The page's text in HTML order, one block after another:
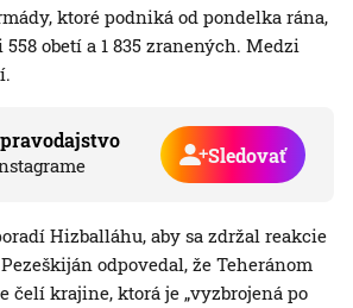
ktoré podniká od pondelka rána,
obetí a 1 835 zranených. Medzi
Sledovať
Hizballáhu, aby sa zdržal reakcie
odpovedal, že Teheránom
čelí krajine, ktorá je „vyzbrojená po